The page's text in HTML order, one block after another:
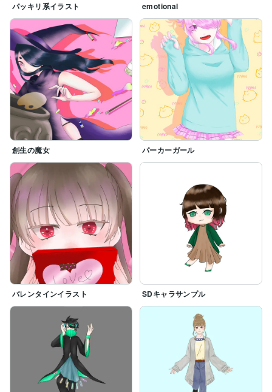
パッキリ系イラスト emotional
創生の魔女 パーカーガール
バレンタインイラスト SDキャラサンプル